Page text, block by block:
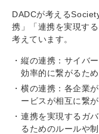
DADCが考える
携」「連携を実現す
考えています。
縦の連携：サイバ
効率的に繋がるた
横の連携：各企業
ービスが相互に繋
連携を実現するガ
るためのルールや